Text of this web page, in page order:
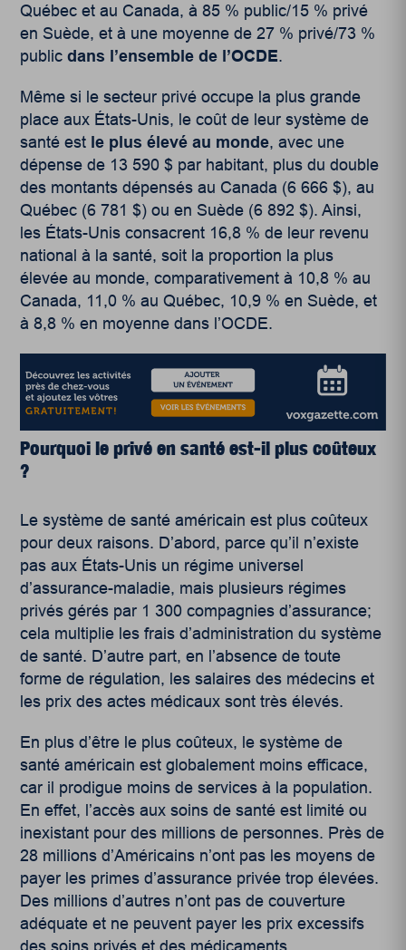
Québec et au Canada, à 85 % public/15 % privé
en Suède, et à une moyenne de 27 % privé/73 %
publicdans l’ensemble de l’OCDE.
Même si le secteur privé occupe la plus grande
place aux États-Unis, le coût de leur système de
santé est le plus élevé au monde, avec une
dépense de 13 590 $ par habitant, plus du double
des montants dépensés au Canada (6 666 $), au
Québec (6 781 $) ou en Suède (6 892 $). Ainsi,
les États-Unis consacrent 16,8 % de leur revenu
national à la santé, soit la proportion la plus
élevée au monde, comparativement à 10,8 % au
Canada, 11,0 % au Québec, 10,9 % en Suède, et
à 8,8 % en moyenne dans l’OCDE.
Pourquoi le privé en santé est-il plus coûteux
?
Le système de santé américain est plus coûteux
pour deux raisons. D’abord, parce qu’il n’existe
pas aux États-Unis un régime universel
d’assurance-maladie, mais plusieurs régimes
privés gérés par 1 300 compagnies d’assurance;
cela multiplie les frais d’administration du système
de santé. D’autre part, en l’absence de toute
forme de régulation, les salaires des médecins et
les prix des actes médicaux sont très élevés.
En plus d’être le plus coûteux, le système de
santé américain est globalement moins efficace,
car il prodigue moins de services à la population.
En effet, l’accès aux soins de santé est limité ou
inexistant pour des millions de personnes. Près de
28 millions d’Américains n’ont pas les moyens de
payer les primes d’assurance privée trop élevées.
Des millions d’autres n’ont pas de couverture
adéquate et ne peuvent payer les prix excessifs